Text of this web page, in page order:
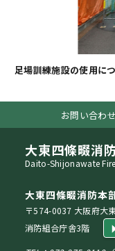
足場訓練施設の使用に
お問い合わせ
大東四條畷消
Daito-Shijonawate
大東四條畷消防本
〒574-0037 大阪府大
消防組合庁舎3階